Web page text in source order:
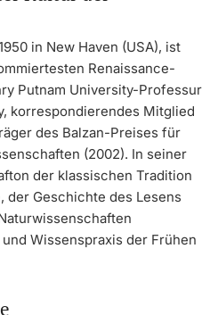
in New Haven (USA), ist
Renaissance-
Putnam University-Professur
korrespondierendes Mitglied
des Balzan-Preises für
(2002). In seiner
der klassischen Tradition
der Geschichte des Lesens
Wissenspraxis der Frühen